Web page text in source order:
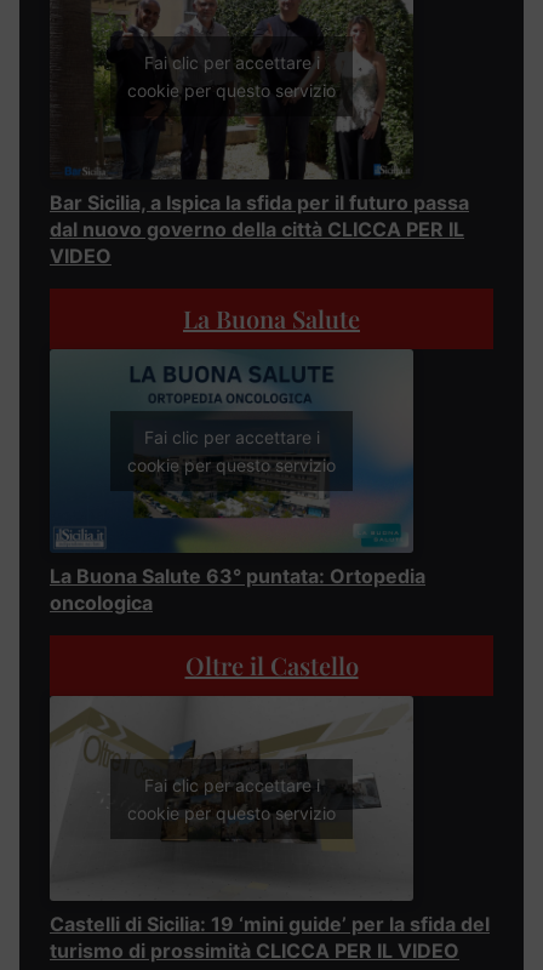
Fai clic per accettare i
cookie per questo servizio
Bar Sicilia, a Ispica la sfida per il futuro passa
dal nuovo governo della città CLICCA PER IL
VIDEO
La Buona Salute
Fai clic per accettare i
cookie per questo servizio
La Buona Salute 63° puntata: Ortopedia
oncologica
Oltre il Castello
Fai clic per accettare i
cookie per questo servizio
Castelli di Sicilia: 19 ‘mini guide’ per la sfida del
turismo di prossimità CLICCA PER IL VIDEO